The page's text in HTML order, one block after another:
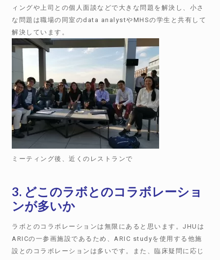
ィングや上司との個人面談などで大きな問題を解決し、小さ
な問題は職場の同室のdata analystやMHSの学生と共有して
解決しています。
ミーティング後、近くのレストランで
3. どこのラボとのコラボレーショ
ンが多いか
ラボとのコラボレーションは無限にあると思います。JHUは
ARICの一参画施設であるため、ARIC studyを使用する他施
設とのコラボレーションは多いです。また、臨床疑問に応じ